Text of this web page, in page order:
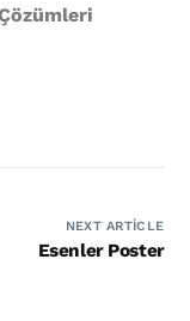
NEXT ARTICLE
Esenler Poster